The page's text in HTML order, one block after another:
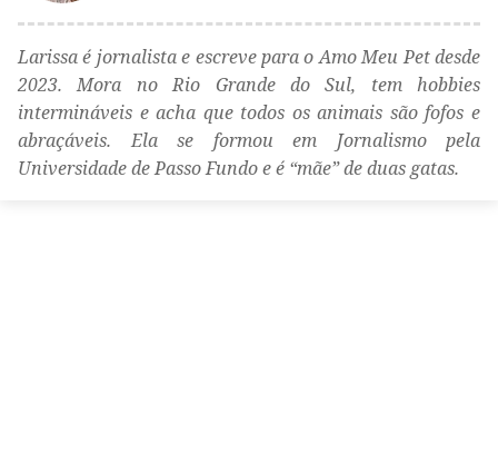
Larissa é jornalista e escreve para o Amo Meu Pet desde
2023. Mora no Rio Grande do Sul, tem hobbies
intermináveis e acha que todos os animais são fofos e
abraçáveis. Ela se formou em Jornalismo pela
Universidade de Passo Fundo e é “mãe” de duas gatas.